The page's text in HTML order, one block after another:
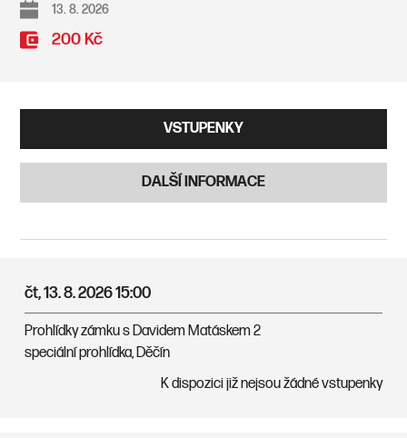
13. 8. 2026
200 Kč
VSTUPENKY
DALŠÍ INFORMACE
čt, 13. 8. 202615:00
Prohlídky zámku s Davidem Matáskem 2
speciální prohlídka, Děčín
K dispozici již nejsou žádné vstupenky